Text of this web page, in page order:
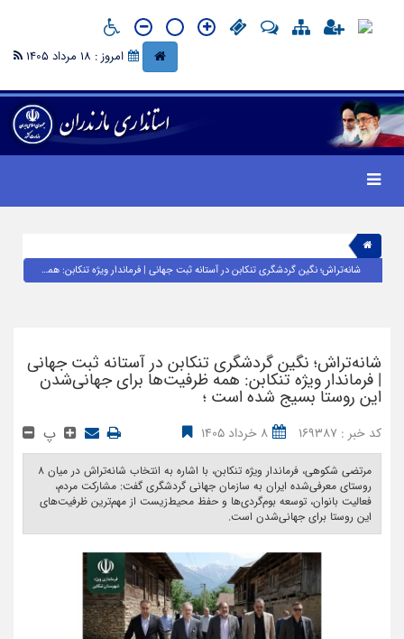
امروز : 18 مرداد 1405
شانه‌تراش؛ نگین گردشگری تنکابن در آستانه ثبت جهانی | فرماندار ویژه تنکابن: همه ظرفیت‌ها برای جهانی‌شدن این روستا بسیج شده است ؛
شانه‌تراش؛ نگین گردشگری تنکابن در آستانه ثبت جهانی
| فرماندار ویژه تنکابن: همه ظرفیت‌ها برای جهانی‌شدن
این روستا بسیج شده است ؛
کد خبر : 169387 8 خرداد 1405 پ
مرتضی شکوهی، فرماندار ویژه تنکابن، با اشاره به انتخاب شانه‌تراش در میان ۸
روستای معرفی‌شده ایران به سازمان جهانی گردشگری گفت: مشارکت مردم،
فعالیت بانوان، توسعه بوم‌گردی‌ها و حفظ محیط‌زیست از مهم‌ترین ظرفیت‌های
این روستا برای جهانی‌شدن است. ‎